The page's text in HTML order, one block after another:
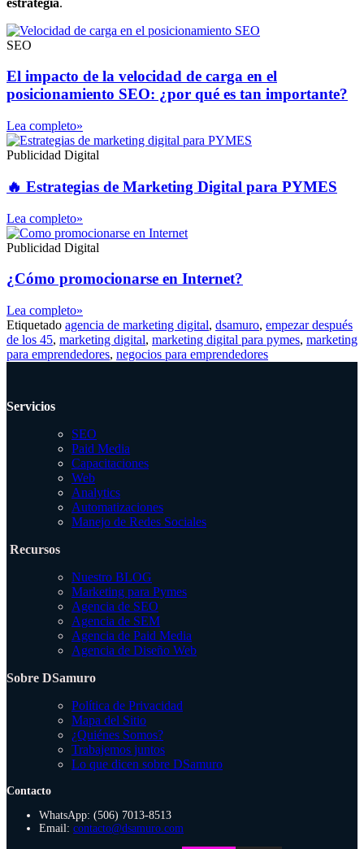
SEO
El impacto de la velocidad de carga en el
posicionamiento SEO: ¿por qué es tan importante?
Lea completo»
Publicidad Digital
🔥 Estrategias de Marketing Digital para PYMES
Lea completo»
Publicidad Digital
¿Cómo promocionarse en Internet?
Lea completo»
Etiquetado agencia de marketing digital, dsamuro, empezar después
de los 45, marketing digital, marketing digital para pymes, marketing
para emprendedores, negocios para emprendedores
Servicios
SEO
Paid Media
Capacitaciones
Web
Analytics
Automatizaciones
Manejo de Redes Sociales
Recursos
Nuestro BLOG
Marketing para Pymes
Agencia de SEO
Agencia de SEM
Agencia de Paid Media
Agencia de Diseño Web
Sobre DSamuro
Política de Privacidad
Mapa del Sitio
¿Quiénes Somos?
Trabajemos juntos
Lo que dicen sobre DSamuro
Contacto
WhatsApp: (506) 7013-8513
Email: contacto@dsamuro.com